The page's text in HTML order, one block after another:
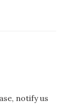
notify us